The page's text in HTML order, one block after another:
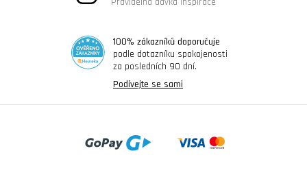
100% zákazníků doporučuje
podle dotazníku spokojenosti
za posledních 90 dní.
Podívejte se sami